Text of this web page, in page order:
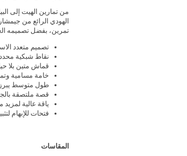
من تمارين الهيت إلى
الهودي الرائع من
تمرين، بفضل تصميمه
تصميم متعدد
نقاط شبكية
قماش متين بلا
خامة مسامية
طول متوسط
قصة ملتصقة
ياقة عالية
فتحات للإبهام
المقاسات